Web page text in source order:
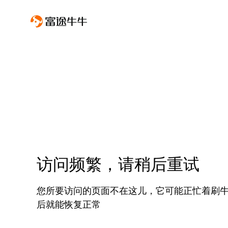
访问频繁，请稍后重试
您所要访问的页面不在这儿，它可能正忙着刷
后就能恢复正常